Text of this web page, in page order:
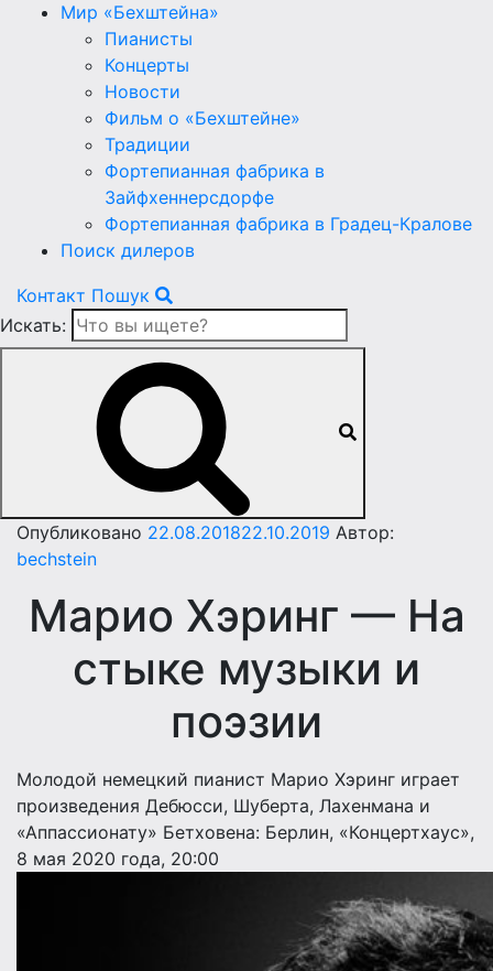
Мир «Бехштейна»
Пианисты
Концерты
Новости
Фильм о «Бехштейне»
Традиции
Фортепианная фабрика в
Зайфхеннерсдорфе
Фортепианная фабрика в Градец-Кралове
Поиск дилеров
Контакт Пошук
Искать:
Опубликовано 22.08.201822.10.2019 Автор:
bechstein
Марио Хэринг — На
стыке музыки и
поэзии
Молодой немецкий пианист Марио Хэринг играет
произведения Дебюсси, Шуберта, Лахенмана и
«Аппассионату» Бетховена: Берлин, «Концертхаус»,
8 мая 2020 года, 20:00